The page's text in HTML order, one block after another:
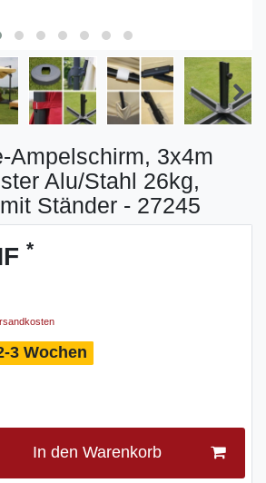
Ampelschirm, 3x4m
Alu/Stahl 26kg,
Ständer - 27245
*
3 Wochen
In den Warenkorb